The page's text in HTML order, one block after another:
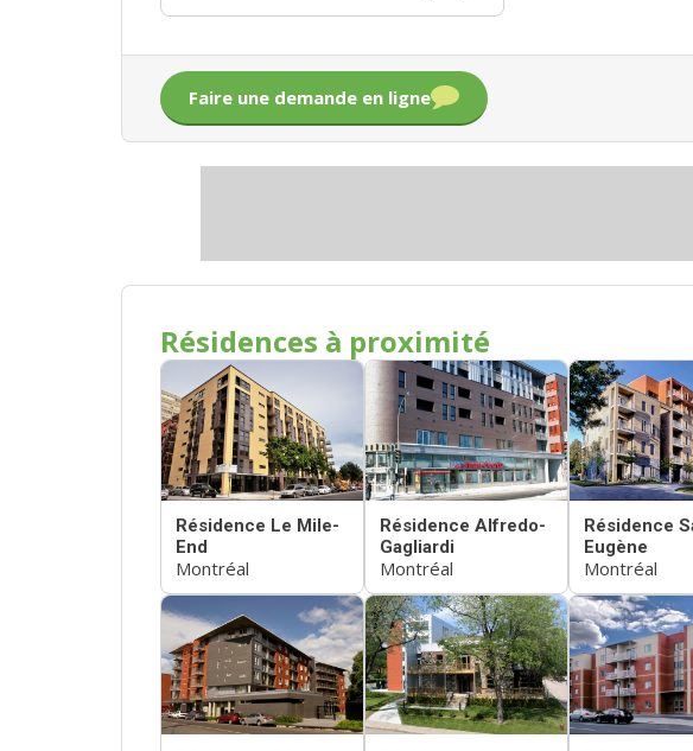
Faire une demande en ligne
Résidences à proximité
Résidence Le Mile-
End
Montréal
Résidence Alfredo-
Gagliardi
Montréal
Résidence
Eugène
Montréal